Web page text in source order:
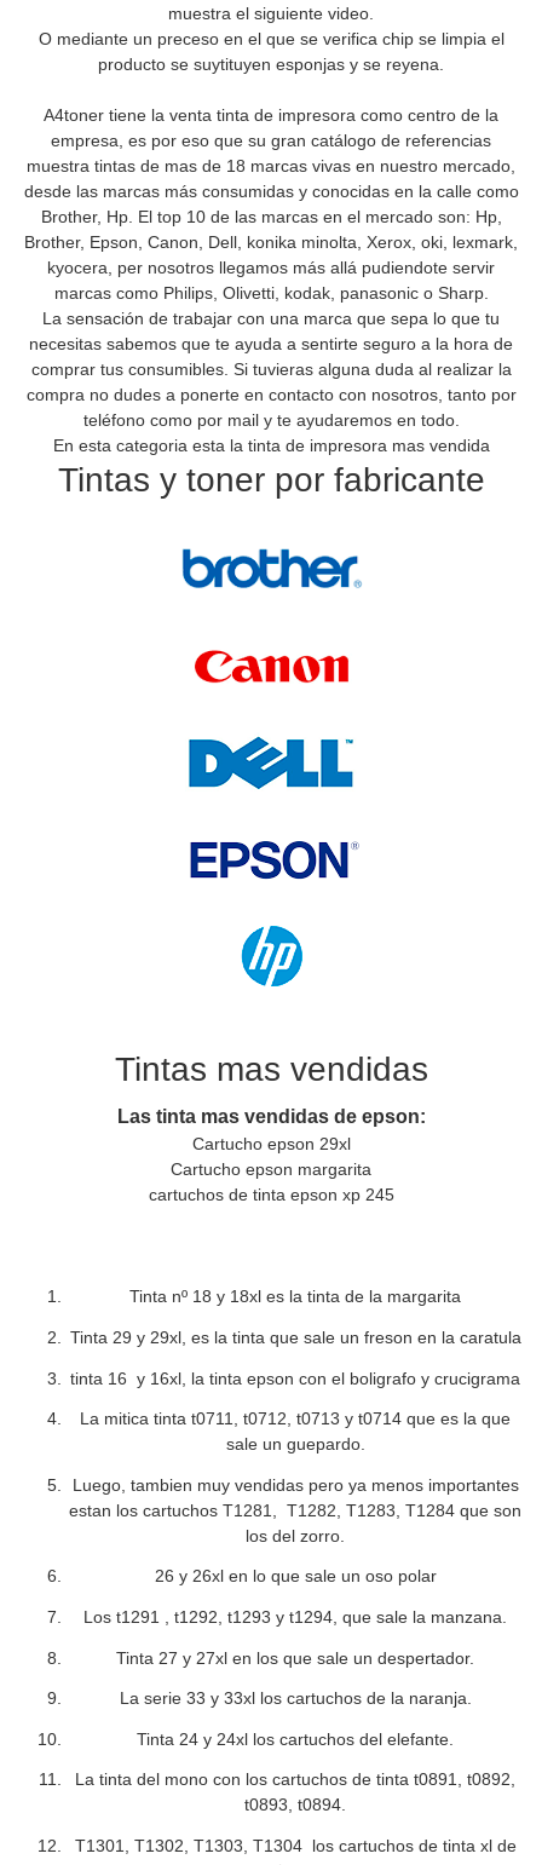
muestra el siguiente video.
O mediante un preceso en el que se verifica chip se limpia el
producto se suytituyen esponjas y se reyena.
A4toner tiene la venta tinta de impresora como centro de la
empresa, es por eso que su gran catálogo de referencias
muestra tintas de mas de 18 marcas vivas en nuestro mercado,
desde las marcas más consumidas y conocidas en la calle como
Brother, Hp. El top 10 de las marcas en el mercado son: Hp,
Brother, Epson, Canon, Dell, konika minolta, Xerox, oki, lexmark,
kyocera, per nosotros llegamos más allá pudiendote servir
marcas como Philips, Olivetti, kodak, panasonic o Sharp.
La sensación de trabajar con una marca que sepa lo que tu
necesitas sabemos que te ayuda a sentirte seguro a la hora de
comprar tus consumibles. Si tuvieras alguna duda al realizar la
compra no dudes a ponerte en contacto con nosotros, tanto por
teléfono como por mail y te ayudaremos en todo.
En esta categoria esta la tinta de impresora mas vendida
Tintas y toner por fabricante
Tintas mas vendidas
Las tinta mas vendidas de epson:
Cartucho epson 29xl
Cartucho epson margarita
cartuchos de tinta epson xp 245
Tinta nº 18 y 18xl es la tinta de la margarita
Tinta 29 y 29xl, es la tinta que sale un freson en la caratula
tinta 16 y 16xl, la tinta epson con el boligrafo y crucigrama
La mitica tinta t0711, t0712, t0713 y t0714 que es la que
sale un guepardo.
Luego, tambien muy vendidas pero ya menos importantes
estan los cartuchos T1281, T1282, T1283, T1284 que son
los del zorro.
26 y 26xl en lo que sale un oso polar
Los t1291 , t1292, t1293 y t1294, que sale la manzana.
Tinta 27 y 27xl en los que sale un despertador.
La serie 33 y 33xl los cartuchos de la naranja.
Tinta 24 y 24xl los cartuchos del elefante.
La tinta del mono con los cartuchos de tinta t0891, t0892,
t0893, t0894.
T1301, T1302, T1303, T1304 los cartuchos de tinta xl de